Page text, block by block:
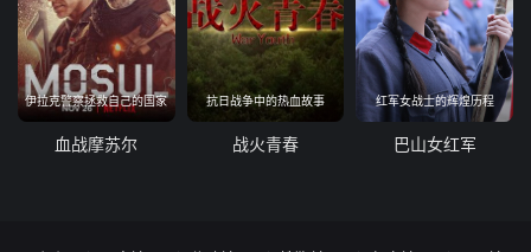
伊拉克警察拯救自己的国家
血战摩苏尔
抗日战争中的热血故事
战火青春
红军女战士的辉煌历程
巴山女红军